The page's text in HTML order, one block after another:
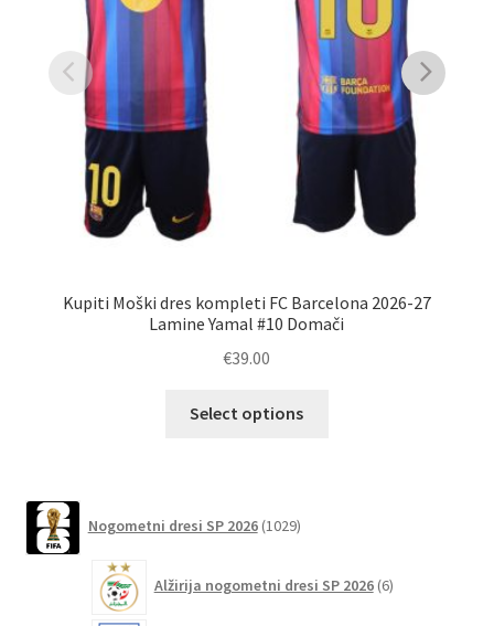
Kupiti Moški dres kompleti FC Barcelona 2026-27
Lamine Yamal #10 Domači
€39.00
Select options
izberete
Nogometni dresi SP 2026 1029izdelkov
Alžirija nogometni dresi SP 2026 6izdelkov